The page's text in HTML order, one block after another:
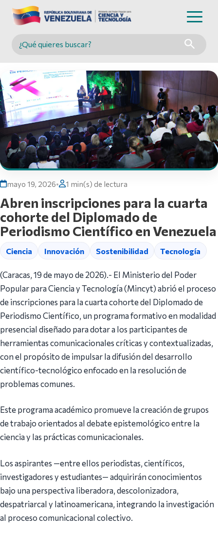
Buscar en MINCYT
mayo 19, 2026• 1 min(s) de lectura
Abren inscripciones para la cuarta
cohorte del Diplomado de
Periodismo Científico en Venezuela
Ciencia Innovación Sostenibilidad Tecnología
(Caracas, 19 de mayo de 2026).- El Ministerio del Poder
Popular para Ciencia y Tecnología (Mincyt) abrió el proceso
de inscripciones para la cuarta cohorte del Diplomado de
Periodismo Científico, un programa formativo en modalidad
presencial diseñado para dotar a los participantes de
herramientas comunicacionales críticas y contextualizadas,
con el propósito de impulsar la difusión del desarrollo
científico-tecnológico enfocado en la resolución de
problemas comunes.
Este programa académico promueve la creación de grupos
de trabajo orientados al debate epistemológico entre la
ciencia y las prácticas comunicacionales.
Los aspirantes —entre ellos periodistas, científicos,
investigadores y estudiantes— adquirirán conocimientos
bajo una perspectiva liberadora, descolonizadora,
despatriarcal y latinoamericana, integrando la investigación
al proceso comunicacional colectivo.